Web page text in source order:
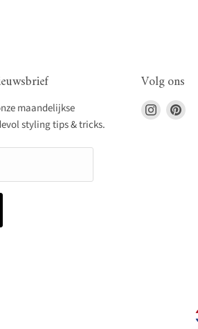
maandelijkse
styling tips & tricks.
Volg ons
Vind
ons
Vind